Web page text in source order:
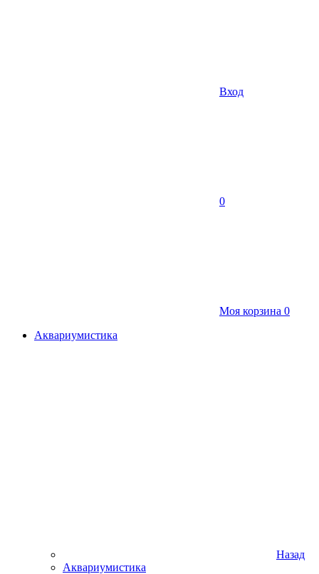
Вход
0
Моя корзина 0
Аквариумистика
Назад
Аквариумистика